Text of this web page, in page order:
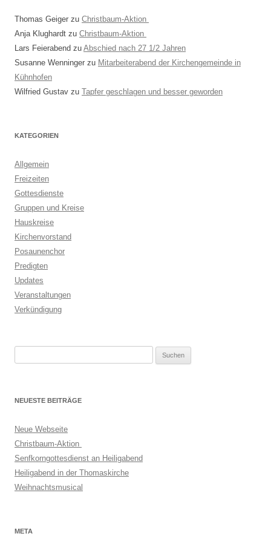
Thomas Geiger zu Christbaum-Aktion
Anja Klughardt zu Christbaum-Aktion
Lars Feierabend zu Abschied nach 27 1/2 Jahren
Susanne Wenninger zu Mitarbeiterabend der Kirchengemeinde in
Kühnhofen
Wilfried Gustav zu Tapfer geschlagen und besser geworden
KATEGORIEN
Allgemein
Freizeiten
Gottesdienste
Gruppen und Kreise
Hauskreise
Kirchenvorstand
Posaunenchor
Predigten
Updates
Veranstaltungen
Verkündigung
NEUESTE BEITRÄGE
Neue Webseite
Christbaum-Aktion
Senfkorngottesdienst an Heiligabend
Heiligabend in der Thomaskirche
Weihnachtsmusical
META